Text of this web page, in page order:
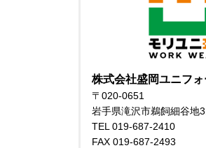
株式会社盛岡ユニフォ
〒020-0651
岩手県滝沢市鵜飼細谷地
TEL 019-687-2410
FAX 019-687-2493